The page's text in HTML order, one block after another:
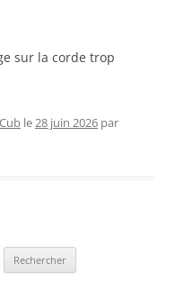
sur la corde trop
le28 juin 2026 par